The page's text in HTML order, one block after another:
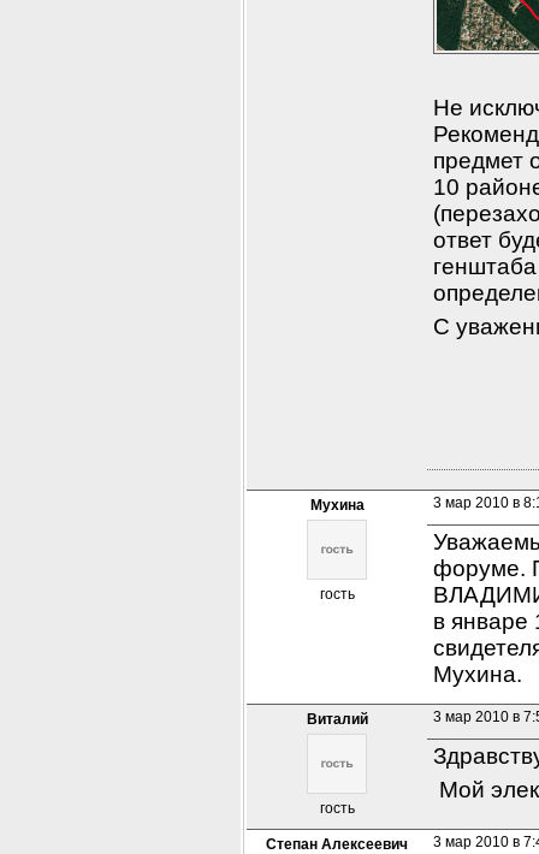
Не
предмет
10
ответ
С
Мухина
гость
3 мар 2010 в
форуме.
в январе
Мухина.
Виталий
гость
3 мар 2010 в
Мой
Степан Алексеевич 3 мар 2010 в